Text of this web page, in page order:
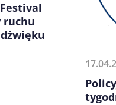
ruchu